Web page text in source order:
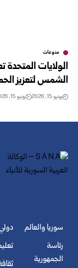
منوعات
الولايات
الشمس لتعزيز
يونيو 15, 2026 يونيو 15, 2026
سوريا والعالم
رئاسة
الجمهورية